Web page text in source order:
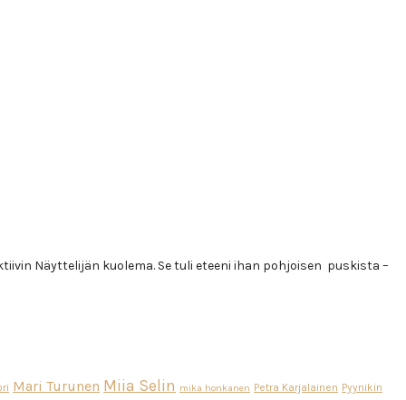
Näyttelijän kuolema. Se tuli eteeni ihan pohjoisen puskista –
Mari Turunen Miia Selin mika honkanen Petra Karjalainen Pyynikin